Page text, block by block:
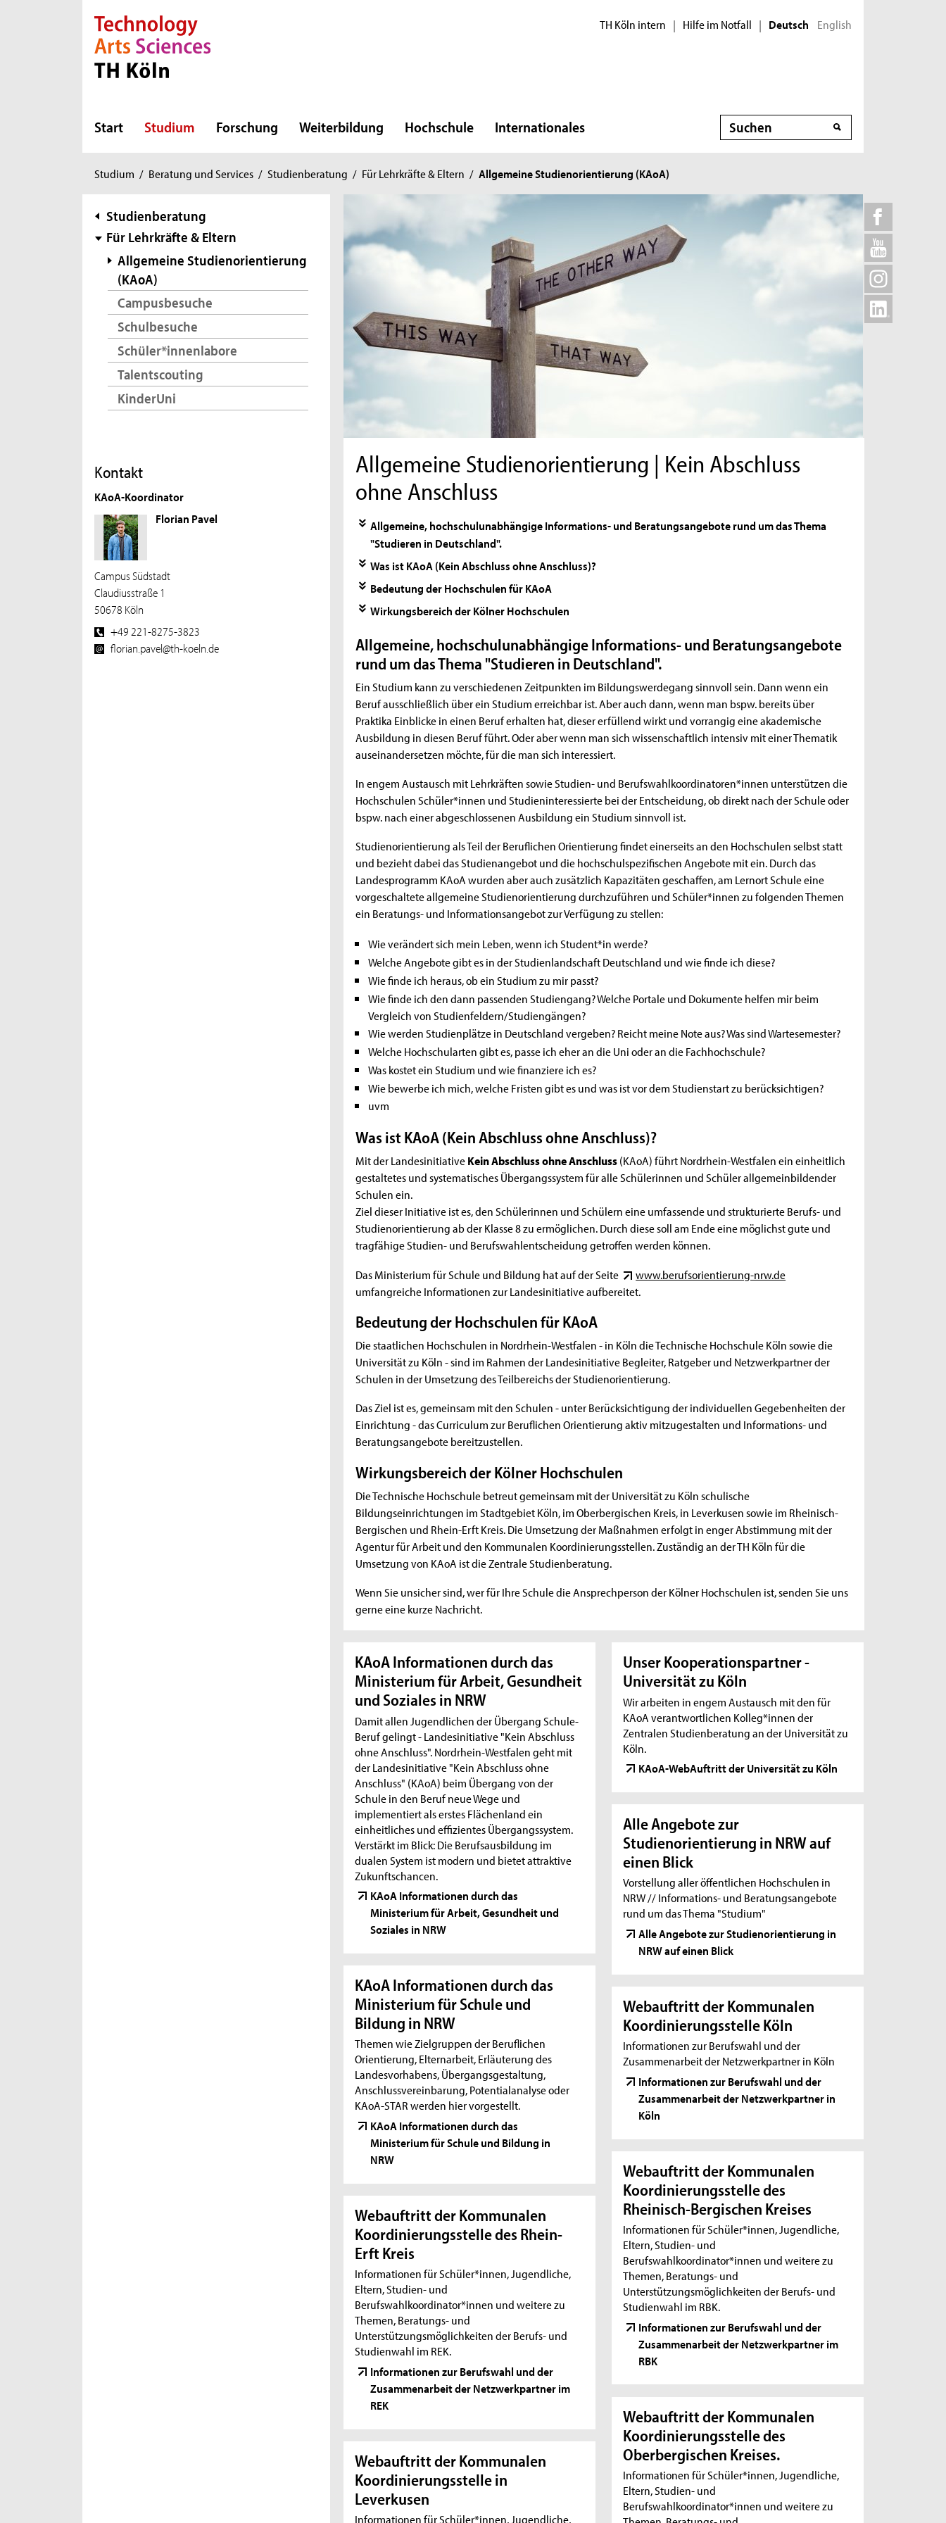
Direkt zur Hauptnavigation
Direkt zur Subnavigation
Direkt zum Inhalt
Direkt zum Fußbereich TH Köln intern | Hilfe im Notfall | Deutsch English
Start Studium Forschung Weiterbildung Hochschule Internationales Suche
Sie
hier:
Studium / Beratung und Services / Studienberatung / Für Lehrkräfte & Eltern / Allgemeine Studienorientierung (KAoA)
Subnavigation
Studienberatung
Für Lehrkräfte & Eltern
Allgemeine Studienorientierung
(KAoA)
Campusbesuche
Schulbesuche
Schüler*innenlabore
Talentscouting
KinderUni
Kontakt
KAoA-Koordinator
Florian Pavel
Campus Südstadt
Claudiusstraße 1
50678 Köln
+49 221-8275-3823
florian.pavel@th-koeln.de
Allgemeine Studienorientierung | Kein Abschluss
ohne Anschluss
Allgemeine, hochschulunabhängige Informations- und Beratungsangebote rund um das Thema
"Studieren in Deutschland".
Was ist KAoA (Kein Abschluss ohne Anschluss)?
Bedeutung der Hochschulen für KAoA
Wirkungsbereich der Kölner Hochschulen
Allgemeine, hochschulunabhängige Informations- und Beratungsangebote
rund um das Thema "Studieren in Deutschland".
Ein Studium kann zu verschiedenen Zeitpunkten im Bildungswerdegang sinnvoll sein. Dann wenn ein
Beruf ausschließlich über ein Studium erreichbar ist. Aber auch dann, wenn man bspw. bereits über
Praktika Einblicke in einen Beruf erhalten hat, dieser erfüllend wirkt und vorrangig eine akademische
Ausbildung in diesen Beruf führt. Oder aber wenn man sich wissenschaftlich intensiv mit einer Thematik
auseinandersetzen möchte, für die man sich interessiert.
In engem Austausch mit Lehrkräften sowie Studien- und Berufswahlkoordinatoren*innen unterstützen die
Hochschulen Schüler*innen und Studieninteressierte bei der Entscheidung, ob direkt nach der Schule oder
bspw. nach einer abgeschlossenen Ausbildung ein Studium sinnvoll ist.
Studienorientierung als Teil der Beruflichen Orientierung findet einerseits an den Hochschulen selbst statt
und bezieht dabei das Studienangebot und die hochschulspezifischen Angebote mit ein. Durch das
Landesprogramm KAoA wurden aber auch zusätzlich Kapazitäten geschaffen, am Lernort Schule eine
vorgeschaltete allgemeine Studienorientierung durchzuführen und Schüler*innen zu folgenden Themen
ein Beratungs- und Informationsangebot zur Verfügung zu stellen:
Wie verändert sich mein Leben, wenn ich Student*in werde?
Welche Angebote gibt es in der Studienlandschaft Deutschland und wie finde ich diese?
Wie finde ich heraus, ob ein Studium zu mir passt?
Wie finde ich den dann passenden Studiengang? Welche Portale und Dokumente helfen mir beim
Vergleich von Studienfeldern/Studiengängen?
Wie werden Studienplätze in Deutschland vergeben? Reicht meine Note aus? Was sind Wartesemester?
Welche Hochschularten gibt es, passe ich eher an die Uni oder an die Fachhochschule?
Was kostet ein Studium und wie finanziere ich es?
Wie bewerbe ich mich, welche Fristen gibt es und was ist vor dem Studienstart zu berücksichtigen?
uvm
Was ist KAoA (Kein Abschluss ohne Anschluss)?
Mit der LandesinitiativeKein Abschluss ohne Anschluss(KAoA) führt Nordrhein-Westfalen ein einheitlich
gestaltetes und systematisches Übergangssystem für alle Schülerinnen und Schüler allgemeinbildender
Schulen ein.
Ziel dieser Initiative ist es, den Schülerinnen und Schülern eine umfassende und strukturierte Berufs- und
Studienorientierung ab der Klasse 8 zu ermöglichen. Durch diese soll am Ende eine möglichst gute und
tragfähige Studien- und Berufswahlentscheidung getroffen werden können.
Das Ministerium für Schule und Bildung hat auf der Seite
www.berufsorientierung-nrw.de
umfangreiche Informationen zur Landesinitiative aufbereitet.
Bedeutung der Hochschulen für KAoA
Die staatlichen Hochschulen in Nordrhein-Westfalen - in Köln die Technische Hochschule Köln sowie die
Universität zu Köln - sind im Rahmen der Landesinitiative Begleiter, Ratgeber und Netzwerkpartner der
Schulen in der Umsetzung des Teilbereichs der Studienorientierung.
Das Ziel ist es, gemeinsam mit den Schulen - unter Berücksichtigung der individuellen Gegebenheiten der
Einrichtung - das Curriculum zur Beruflichen Orientierung aktiv mitzugestalten und Informations- und
Beratungsangebote bereitzustellen.
Wirkungsbereich der Kölner Hochschulen
Die Technische Hochschule betreut gemeinsam mit der Universität zu Köln schulische
Bildungseinrichtungen im Stadtgebiet Köln, im Oberbergischen Kreis, in Leverkusen sowie im Rheinisch-
Bergischen und Rhein-Erft Kreis. Die Umsetzung der Maßnahmen erfolgt in enger Abstimmung mit der
Agentur für Arbeit und den Kommunalen Koordinierungsstellen. Zuständig an der TH Köln für die
Umsetzung von KAoA ist die Zentrale Studienberatung.
Wenn Sie unsicher sind, wer für Ihre Schule die Ansprechperson der Kölner Hochschulen ist, senden Sie uns
gerne eine kurze Nachricht.
KAoA Informationen durch das
Ministerium für Arbeit, Gesundheit
und Soziales in NRW
Damit allen Jugendlichen der Übergang Schule-
Beruf gelingt - Landesinitiative "Kein Abschluss
ohne Anschluss". Nordrhein-Westfalen geht mit
der Landesinitiative "Kein Abschluss ohne
Anschluss" (KAoA) beim Übergang von der
Schule in den Beruf neue Wege und
implementiert als erstes Flächenland ein
einheitliches und effizientes Übergangssystem.
Verstärkt im Blick: Die Berufsausbildung im
dualen System ist modern und bietet attraktive
Zukunftschancen.
KAoA Informationen durch das
Ministerium für Arbeit, Gesundheit und
Soziales in NRW
Unser Kooperationspartner -
Universität zu Köln
Wir arbeiten in engem Austausch mit den für
KAoA verantwortlichen Kolleg*innen der
Zentralen Studienberatung an der Universität zu
Köln.
KAoA-WebAuftritt der Universität zu Köln
Alle Angebote zur
Studienorientierung in NRW auf
einen Blick
Vorstellung aller öffentlichen Hochschulen in
NRW // Informations- und Beratungsangebote
rund um das Thema "Studium"
Alle Angebote zur Studienorientierung in
NRW auf einen Blick
KAoA Informationen durch das
Ministerium für Schule und
Bildung in NRW
Themen wie Zielgruppen der Beruflichen
Orientierung, Elternarbeit, Erläuterung des
Landesvorhabens, Übergangsgestaltung,
Anschlussvereinbarung, Potentialanalyse oder
KAoA-STAR werden hier vorgestellt.
KAoA Informationen durch das
Ministerium für Schule und Bildung in
NRW
Webauftritt der Kommunalen
Koordinierungsstelle Köln
Informationen zur Berufswahl und der
Zusammenarbeit der Netzwerkpartner in Köln
Informationen zur Berufswahl und der
Zusammenarbeit der Netzwerkpartner in
Köln
Webauftritt der Kommunalen
Koordinierungsstelle des
Rheinisch-Bergischen Kreises
Informationen für Schüler*innen, Jugendliche,
Eltern, Studien- und
Berufswahlkoordinator*innen und weitere zu
Themen, Beratungs- und
Unterstützungsmöglichkeiten der Berufs- und
Studienwahl im RBK.
Informationen zur Berufswahl und der
Zusammenarbeit der Netzwerkpartner im
RBK
Webauftritt der Kommunalen
Koordinierungsstelle des Rhein-
Erft Kreis
Informationen für Schüler*innen, Jugendliche,
Eltern, Studien- und
Berufswahlkoordinator*innen und weitere zu
Themen, Beratungs- und
Unterstützungsmöglichkeiten der Berufs- und
Studienwahl im REK.
Informationen zur Berufswahl und der
Zusammenarbeit der Netzwerkpartner im
REK
Webauftritt der Kommunalen
Koordinierungsstelle des
Oberbergischen Kreises.
Informationen für Schüler*innen, Jugendliche,
Eltern, Studien- und
Berufswahlkoordinator*innen und weitere zu
Webauftritt der Kommunalen
Koordinierungsstelle in
Leverkusen
Informationen für Schüler*innen, Jugendliche,